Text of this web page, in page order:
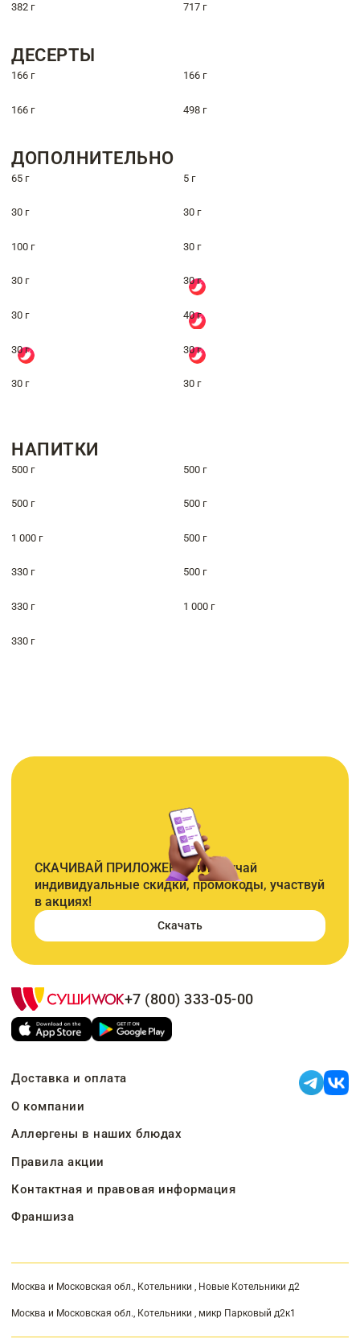
382 г 717 г
ДЕСЕРТЫ
166 г 166 г
166 г 498 г
ДОПОЛНИТЕЛЬНО
65 г 5 г
30 г 30 г
100 г 30 г
30 г 30 г
30 г 40 г
30 г 30 г
30 г 30 г
НАПИТКИ
500 г 500 г
500 г 500 г
1 000 г 500 г
330 г 500 г
330 г 1 000 г
330 г
СКАЧИВАЙ ПРИЛОЖЕНИЕ и получай
индивидуальные скидки, промокоды, участвуй
в акциях!
Скачать
+7 (800) 333-05-00
Доставка и оплата
О компании
Аллергены в наших блюдах
Правила акции
Контактная и правовая информация
Франшиза
Москва и Московская обл., Котельники , Новые Котельники д2
Москва и Московская обл., Котельники , микр Парковый д2к1